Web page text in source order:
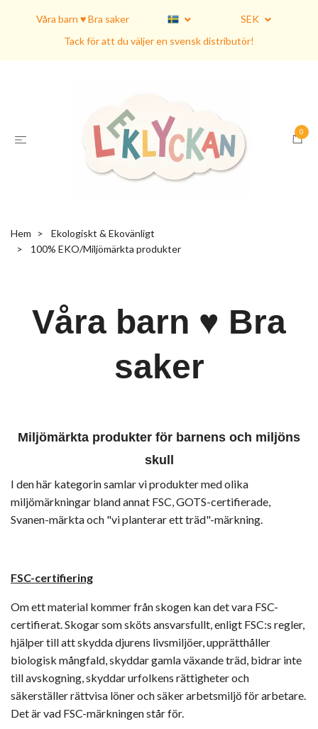
Våra barn ♥ Bra saker
SEK
Tack för att du väljer en svensk distributör!
0
Hem
Ekologiskt & Ekovänligt
100% EKO/Miljömärkta produkter
Våra barn ♥ Bra
saker
Miljömärkta produkter för barnens och miljöns
skull
I den här kategorin samlar vi produkter med olika
miljömärkningar bland annat FSC, GOTS-certifierade,
Svanen-märkta och "vi planterar ett träd"-märkning.
FSC-certifiering
Om ett material kommer från skogen kan det vara FSC-
certifierat. Skogar som sköts ansvarsfullt, enligt FSC:s regler,
hjälper till att skydda djurens livsmiljöer, upprätthåller
biologisk mångfald, skyddar gamla växande träd, bidrar inte
till avskogning, skyddar urfolkens rättigheter och
säkerställer rättvisa löner och säker arbetsmiljö för arbetare.
Det är vad FSC-märkningen står för.